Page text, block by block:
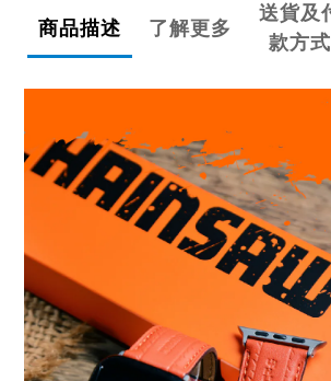
商品描述 了解更多
送貨及
款方式